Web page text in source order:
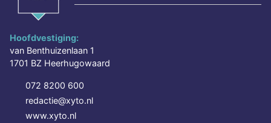
Hoofdvestiging:
van Benthuizenlaan 1
1701 BZ Heerhugowaard
072 8200 600
redactie@xyto.nl
www.xyto.nl